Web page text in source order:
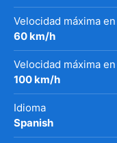
Velocidad máxima
60 km/h
Velocidad máxima
100 km/h
Idioma
Spanish